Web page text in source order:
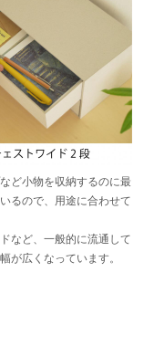
ど小物を収納するのに最
るので、用途に合わせて
など、一般的に流通して
が広くなっています。